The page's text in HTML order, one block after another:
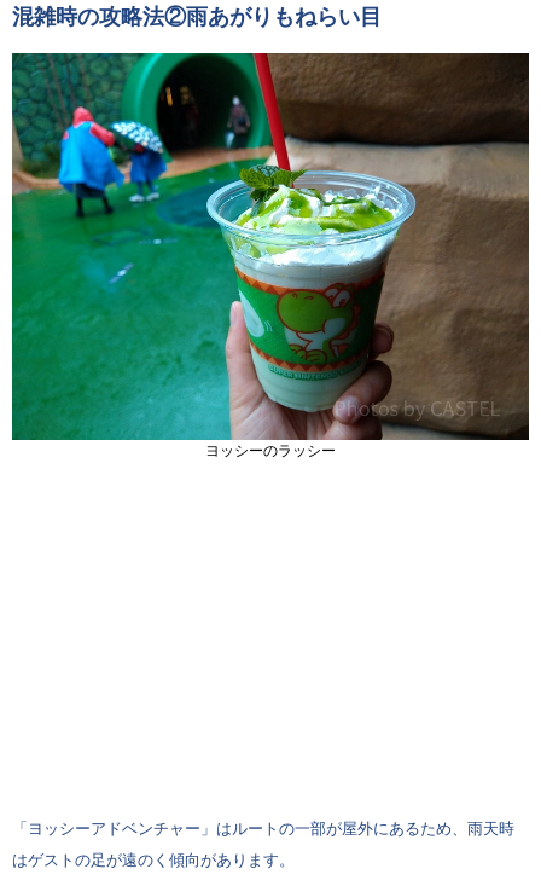
混雑時の攻略法②雨あがりもねらい目
ヨッシーのラッシー
「ヨッシーアドベンチャー」はルートの一部が屋外にあるため、雨天時
はゲストの足が遠のく傾向があります。